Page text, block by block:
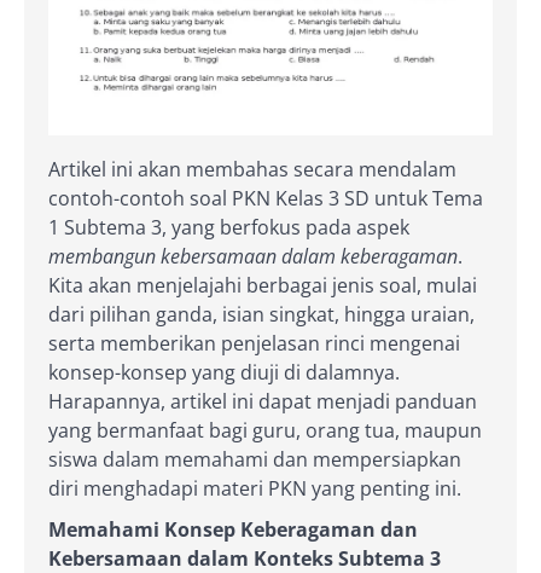
Artikel ini akan membahas secara mendalam
contoh-contoh soal PKN Kelas 3 SD untuk Tema
1 Subtema 3, yang berfokus pada aspek
membangun kebersamaan dalam keberagaman.
Kita akan menjelajahi berbagai jenis soal, mulai
dari pilihan ganda, isian singkat, hingga uraian,
serta memberikan penjelasan rinci mengenai
konsep-konsep yang diuji di dalamnya.
Harapannya, artikel ini dapat menjadi panduan
yang bermanfaat bagi guru, orang tua, maupun
siswa dalam memahami dan mempersiapkan
diri menghadapi materi PKN yang penting ini.
Memahami Konsep Keberagaman dan
Kebersamaan dalam Konteks Subtema 3